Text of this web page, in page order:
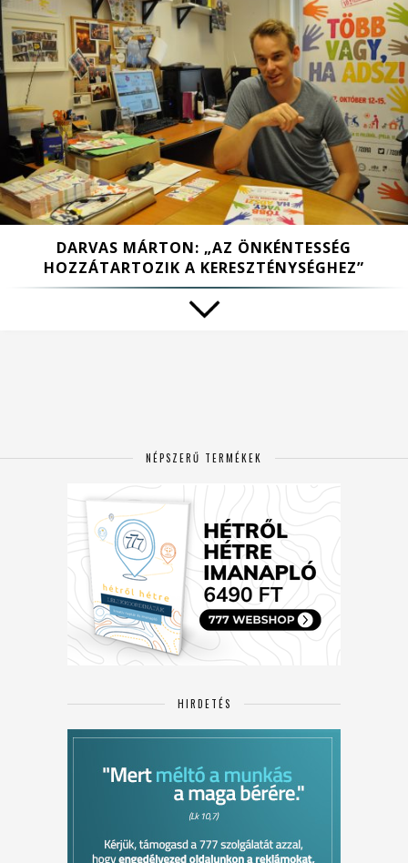
DARVAS MÁRTON: „AZ ÖNKÉNTESSÉG
HOZZÁTARTOZIK A KERESZTÉNYSÉGHEZ”
NÉPSZERŰ TERMÉKEK
HIRDETÉS